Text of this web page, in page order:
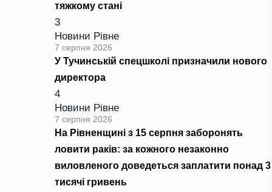
тяжкому стані
3
Новини Рівне
7 серпня 2026
У Тучинській спецшколі призначили нового
директора
4
Новини Рівне
7 серпня 2026
На Рівненщині з 15 серпня заборонять
ловити раків: за кожного незаконно
виловленого доведеться заплатити понад 3
тисячі гривень